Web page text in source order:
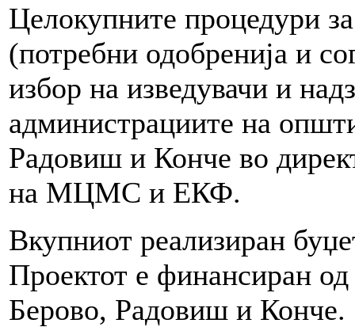
Целокупните процедури
(потребни одобренија и
избор на изведувачи и
администрациите на
Радовиш и Конче во
на МЦМС и ЕКФ.
Вкупниот реализиран
Проектот е финансиран
Берово, Радовиш и Конче.